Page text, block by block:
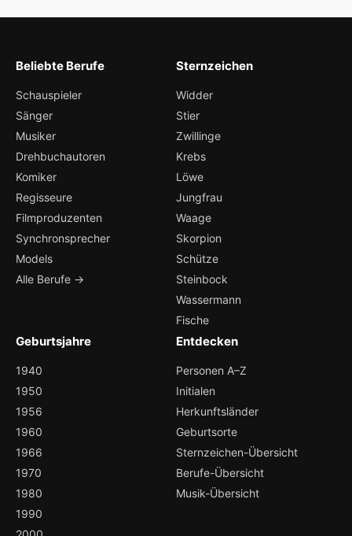
Beliebte Berufe
Schauspieler
Sänger
Musiker
Drehbuchautoren
Komiker
Regisseure
Filmproduzenten
Synchronsprecher
Models
Alle Berufe →
Sternzeichen
Widder
Stier
Zwillinge
Krebs
Löwe
Jungfrau
Waage
Skorpion
Schütze
Steinbock
Wassermann
Fische
Geburtsjahre
1940
1950
1956
1960
1966
1970
1980
1990
Entdecken
Personen A–Z
Initialen
Herkunftsländer
Geburtsorte
Sternzeichen-Übersicht
Berufe-Übersicht
Musik-Übersicht